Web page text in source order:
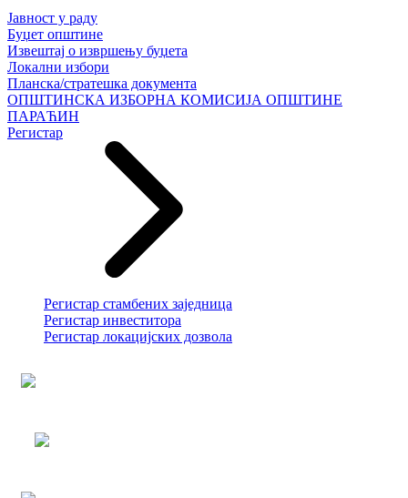
Јавност у раду
Буџет општине
Извештај о извршењу буџета
Локални избори
Планска/стратешка документа
ОПШТИНСКА ИЗБОРНА КОМИСИЈА ОПШТИНЕ
ПАРАЋИН
Регистар
Регистар стамбених заједница
Регистар инвеститора
Регистар локацијских дозвола